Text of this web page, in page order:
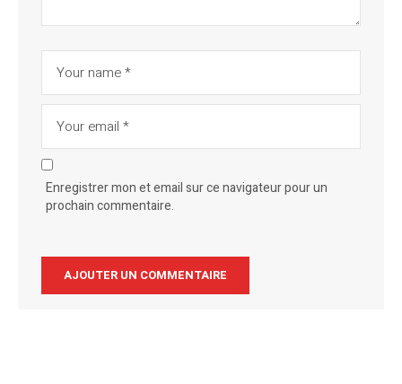
Enregistrer mon et email sur ce navigateur pour un
prochain commentaire.